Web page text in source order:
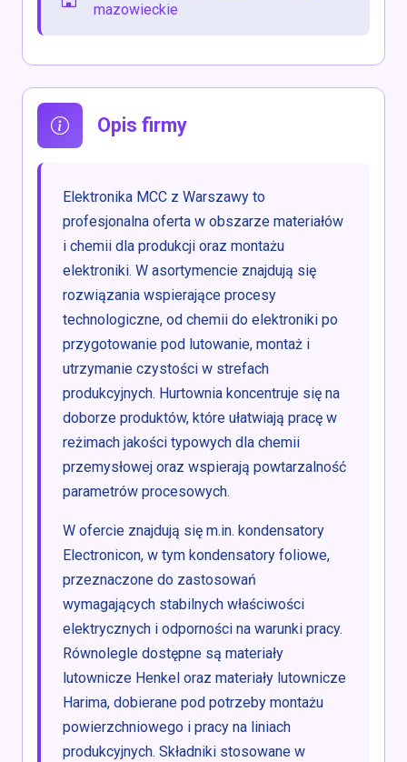
mazowieckie
Opis firmy
Elektronika MCC z Warszawy to
profesjonalna oferta w obszarze materiałów
i chemii dla produkcji oraz montażu
elektroniki. W asortymencie znajdują się
rozwiązania wspierające procesy
technologiczne, od chemii do elektroniki po
przygotowanie pod lutowanie, montaż i
utrzymanie czystości w strefach
produkcyjnych. Hurtownia koncentruje się na
doborze produktów, które ułatwiają pracę w
reżimach jakości typowych dla chemii
przemysłowej oraz wspierają powtarzalność
parametrów procesowych.
W ofercie znajdują się m.in. kondensatory
Electronicon, w tym kondensatory foliowe,
przeznaczone do zastosowań
wymagających stabilnych właściwości
elektrycznych i odporności na warunki pracy.
Równolegle dostępne są materiały
lutownicze Henkel oraz materiały lutownicze
Harima, dobierane pod potrzeby montażu
powierzchniowego i pracy na liniach
produkcyjnych. Składniki stosowane w